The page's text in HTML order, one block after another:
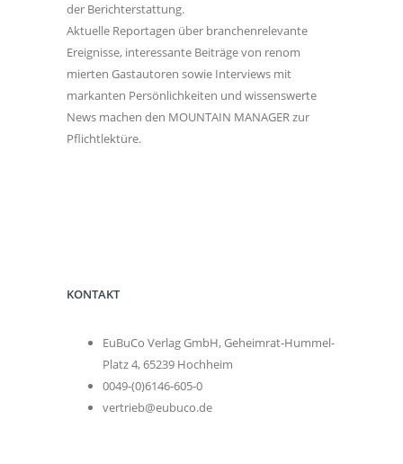
der Berichterstattung.
Aktuelle Reportagen über branchenrelevante
Ereignisse, interessante Beiträge von renom
mierten Gastautoren sowie Interviews mit
markanten Persönlichkeiten und wissenswerte
News machen den MOUNTAIN MANAGER zur
Pflichtlektüre.
KONTAKT
EuBuCo Verlag GmbH, Geheimrat-Hummel-
Platz 4, 65239 Hochheim
0049-(0)6146-605-0
vertrieb@eubuco.de